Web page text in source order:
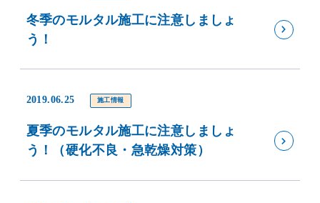
冬季のモルタル施工に注意しましょ
う！
2019.06.25 施工情報
夏季のモルタル施工に注意しましょ
う！（硬化不良・急乾燥対策）